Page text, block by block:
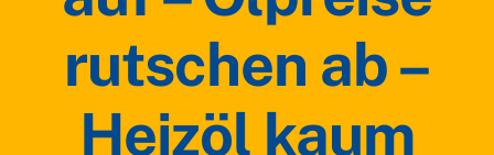
rutschen ab –
Heizöl kaum